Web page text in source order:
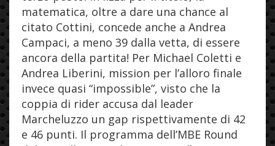
matematica, oltre a dare una chance al
citato Cottini, concede anche a Andrea
Campaci, a meno 39 dalla vetta, di essere
ancora della partita! Per Michael Coletti e
Andrea Liberini, mission per l’alloro finale
invece quasi “impossible”, visto che la
coppia di rider accusa dal leader
Marcheluzzo un gap rispettivamente di 42
e 46 punti. Il programma dell’MBE Round